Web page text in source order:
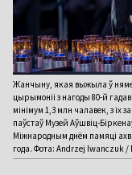
Жанчыну, якая выжыла ў
цырымоніі з нагоды 80-й
мінімум 1,3 млн чалавек, з іх
паўстаў Музей Аўшвіц-
Міжнародным днём памяці
года. Фота: Andrzej Iwanczuk /